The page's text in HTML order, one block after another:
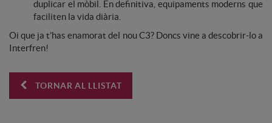
duplicar el mòbil. En definitiva, equipaments moderns que
faciliten la vida diària.
Oi que ja t’has enamorat del nou C3? Doncs vine a descobrir-lo a
Interfren!
TORNAR AL LLISTAT